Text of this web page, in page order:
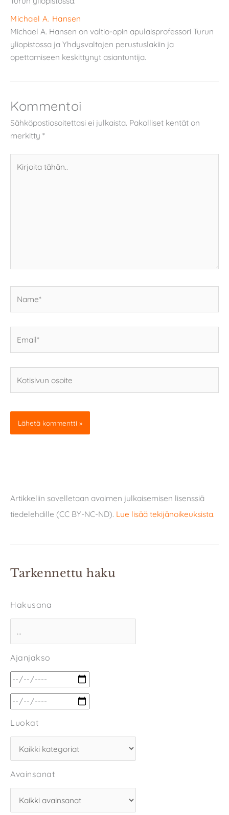
Michael A. Hansen
Michael A. Hansen on valtio-opin apulaisprofessori Turun
yliopistossa ja Yhdysvaltojen perustuslakiin ja
opettamiseen keskittynyt asiantuntija.
Kommentoi
Sähköpostiosoitettasi ei julkaista. Pakolliset kentät on
merkitty *
tähän..
osoite
Artikkeliin sovelletaan avoimen julkaisemisen lisenssiä
tiedelehdille (CC BY-NC-ND). Lue lisää tekijänoikeuksista.
Tarkennettu haku
Hakusana
Ajanjakso
Luokat
Avainsanat